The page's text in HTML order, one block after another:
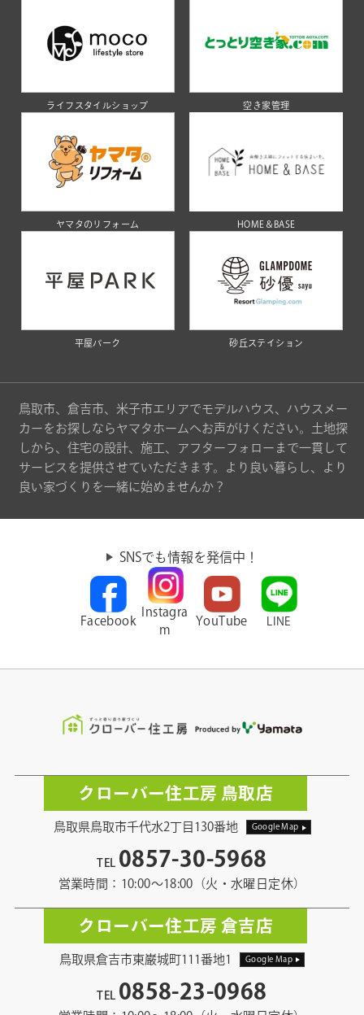
ライフスタイルショップ 空き家管理
ヤマタのリフォーム HOME＆BASE
平屋パーク 砂丘ステイション
鳥取市、倉吉市、米子市エリアでモデルハウス、ハウスメー
カーをお探しならヤマタホームへお声がけください。土地探
しから、住宅の設計、施工、アフターフォローまで一貫して
サービスを提供させていただきます。より良い暮らし、より
良い家づくりを一緒に始めませんか？
SNSでも情報を発信中！
Facebook
Instagra
m
YouTube LINE
クローバー住工房 鳥取店
鳥取県鳥取市千代水2丁目130番地 Google Map
TEL 0857-30-5968
営業時間：10:00〜18:00（火・水曜日定休）
クローバー住工房 倉吉店
鳥取県倉吉市東巌城町111番地1 Google Map
TEL 0858-23-0968